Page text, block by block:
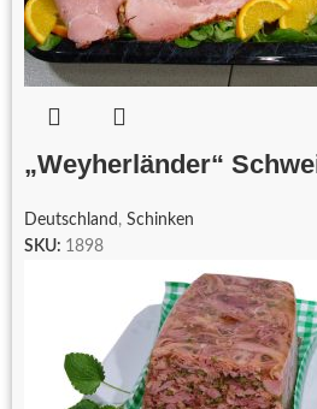
„Weyherländer“
Deutschland , Schinken
SKU: 1898